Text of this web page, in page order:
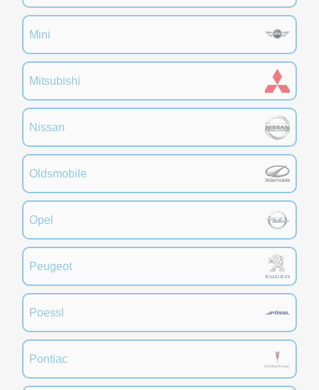
Mini
Mitsubishi
Nissan
Oldsmobile
Opel
Peugeot
Poessl
Pontiac